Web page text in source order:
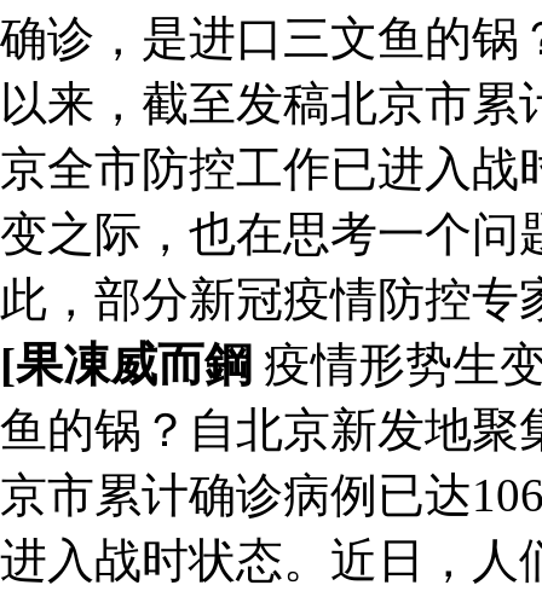
确诊，是进口三文鱼的锅
以来，截至发稿北京市
京全市防控工作已进入战
变之际，也在思考一个
此，部分新冠疫情防控
[果凍威而鋼 疫情形势生
鱼的锅？自北京新发地聚
京市累计确诊病例已达
进入战时状态。近日，人